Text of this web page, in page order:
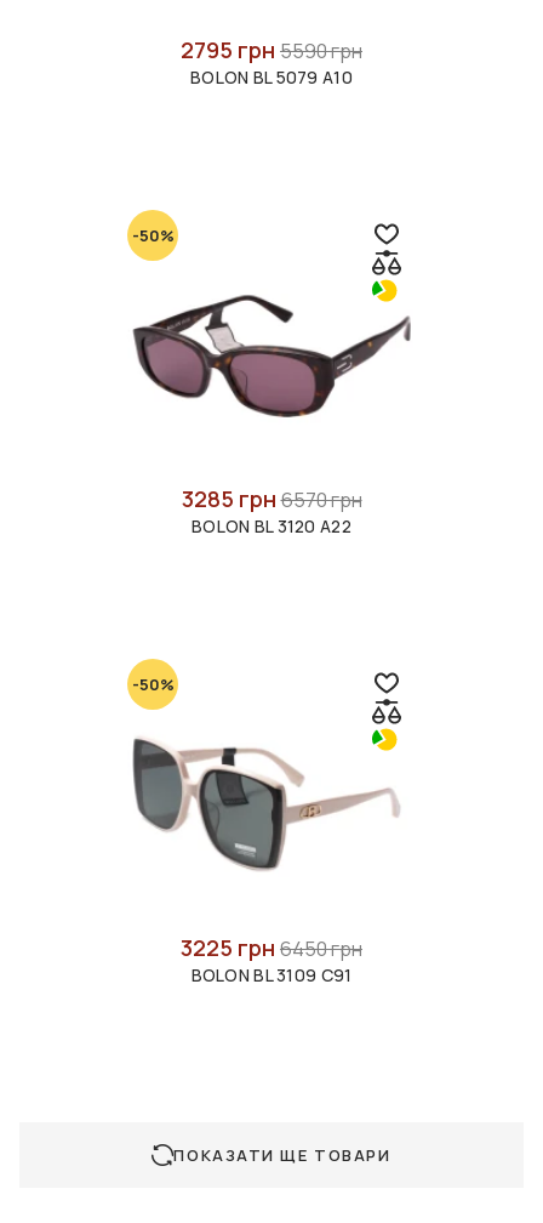
2795 грн 5590 грн
BOLON BL 5079 A10
-50%
3285 грн6570 грн
BOLON BL 3120 A22
-50%
3225 грн 6450 грн
BOLON BL 3109 C91
ПОКАЗАТИ ЩЕ ТОВАРИ